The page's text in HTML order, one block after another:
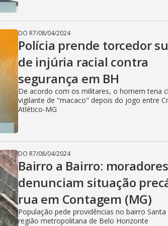
DO R7/08/04/2024
Polícia prende torcedor
de injúria racial contra
segurança em BH
De acordo com os militares, o homem teria
vigilante de "macaco" depois do jogo entre
Atlético-MG
DO R7/08/04/2024
Bairro a Bairro: moradores
denunciam situação
rua em Contagem (MG)
População pede providências no bairro Santa
região metropolitana de Belo Horizonte